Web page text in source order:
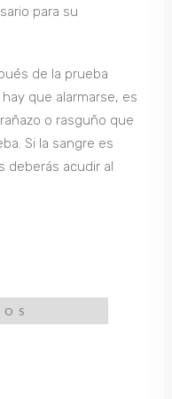
para su
de la prueba
que alarmarse, es
o rasguño que
Si la sangre es
deberás acudir al